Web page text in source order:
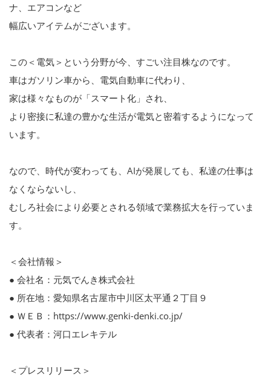
ナ、エアコンなど
幅広いアイテムがございます。
この＜電気＞という分野が今、すごい注目株なのです。
車はガソリン車から、電気自動車に代わり、
家は様々なものが「スマート化」され、
より密接に私達の豊かな生活が電気と密着するようになって
います。
なので、時代が変わっても、AIが発展しても、私達の仕事は
なくならないし、
むしろ社会により必要とされる領域で業務拡大を行っていま
す。
＜会社情報＞
● 会社名：元気でんき株式会社
● 所在地：愛知県名古屋市中川区太平通２丁目９
● ＷＥＢ：https://www.genki-denki.co.jp/
● 代表者：河口エレキテル
＜プレスリリース＞